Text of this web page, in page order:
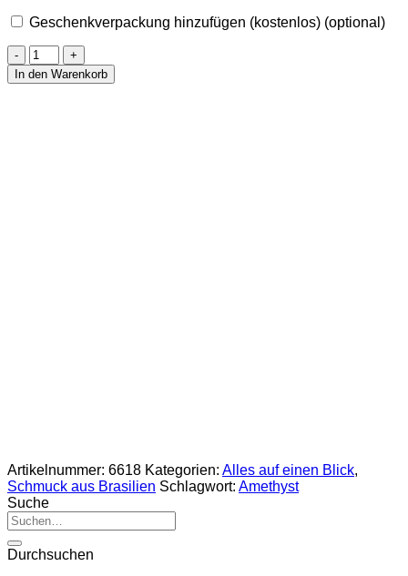
Geschenkverpackung hinzufügen (kostenlos) (optional)
Anhänger
aus
Amethyst
In den Warenkorb
Artikelnummer: 6618 Kategorien: Alles auf einen Blick,
Schmuck aus Brasilien Schlagwort: Amethyst
Suche
Suche
nach:
Durchsuchen